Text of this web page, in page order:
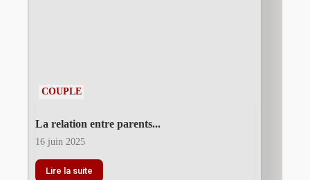
COUPLE
La relation entre parents...
16 juin 2025
Lire la suite